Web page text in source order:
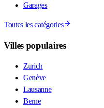
Garages
Toutes les catégories
Villes populaires
Zurich
Genève
Lausanne
Berne